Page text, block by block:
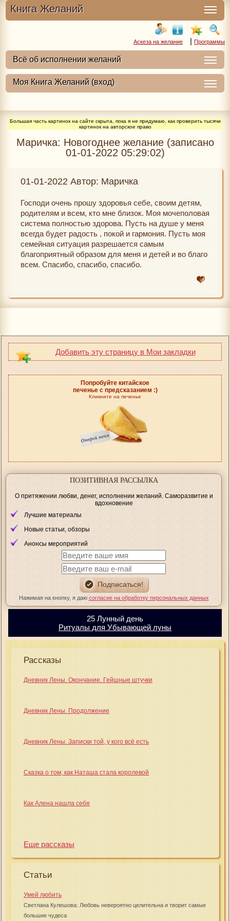
Книга Желаний
Аскеза на желание | Программы
Большая часть картинок на сайте скрыта, пока я не придумаю, как проверить тысячи
картинок на авторское право
Маричка: Новогоднее желание (записано
01-01-2022 05:29:02)
01-01-2022 Автор: Маричка
Господи очень прошу здоровья себе, своим детям,
родителям и всем, кто мне близок. Моя мочеполовая
система полностью здорова. Пусть на душе у меня
всегда будет радость , покой и гармония. Пусть моя
семейная ситуация разрешается самым
благоприятный образом для меня и детей и во благо
всем. Спасибо, спасибо, спасибо.
Добавить эту страницу в Мои закладки
Попробуйте китайское
печенье с предсказанием :)
Кликните на печенье
ПОЗИТИВНАЯ РАССЫЛКА
О притяжении любви, денег, исполнении желаний. Саморазвитие и
вдохновение
Лучшие материалы
Новые статьи, обзоры
Анонсы мероприятий
Нажимая на кнопку, я даю согласие на обработку персональных данных
25 Лунный день
Ритуалы для Убывающей луны
Рассказы
Дневник Лены. Окончание. Гейшные штучки
Дневник Лены. Продолжение
Дневник Лены. Записки той, у кого всё есть
Сказка о том, как Наташа стала королевой
Как Алена нашла себя
Еще рассказы
Статьи
Умей любить
Светлана Кулешова: Любовь невероятно целительна и творит самые
большие чудеса